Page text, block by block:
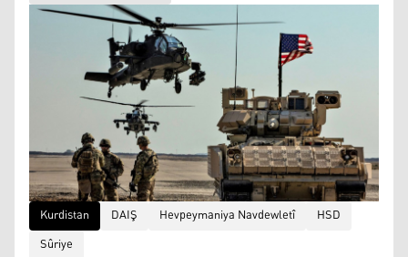
Kurdistan DAIŞ Hevpeymaniya Navdewletî
HSD
Sûriye